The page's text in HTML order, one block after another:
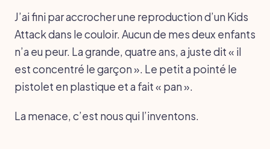
J’ai fini par accrocher une reproduction d’un Kids
Attack dans le couloir. Aucun de mes deux enfants
n’a eu peur. La grande, quatre ans, a juste dit « il
est concentré le garçon ». Le petit a pointé le
pistolet en plastique et a fait « pan ».
La menace, c’est nous qui l’inventons.